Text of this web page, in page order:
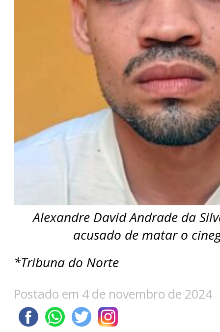
Alexandre David Andrade da
acusado de matar o
*Tribuna do Norte
Postado em 4 de novembro de 2024